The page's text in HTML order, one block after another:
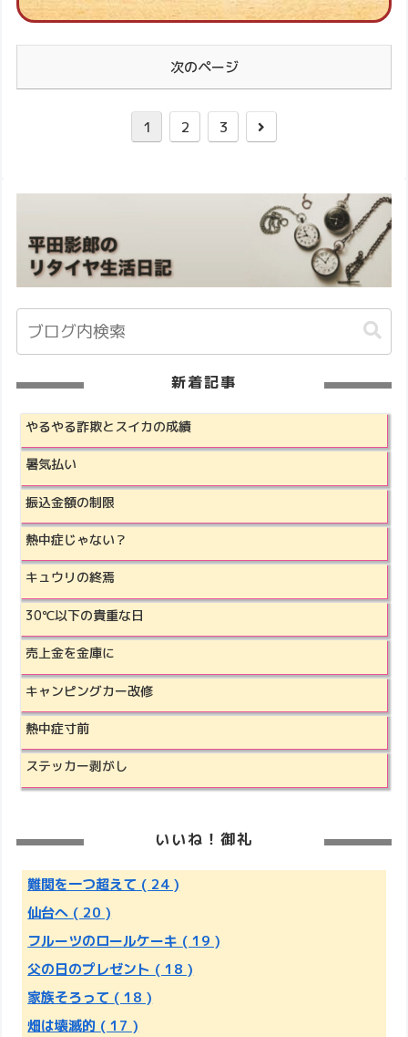
次のページ
1 2 3
新着記事
やるやる詐欺とスイカの成績
暑気払い
振込金額の制限
熱中症じゃない？
キュウリの終焉
30℃以下の貴重な日
売上金を金庫に
キャンピングカー改修
熱中症寸前
ステッカー剥がし
いいね！御礼
難関を一つ超えて ( 24 )
仙台へ ( 20 )
フルーツのロールケーキ ( 19 )
父の日のプレゼント ( 18 )
家族そろって ( 18 )
畑は壊滅的 ( 17 )